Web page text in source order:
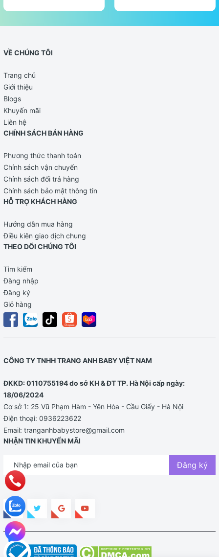
VỀ CHÚNG TÔI
Trang chủ
Giới thiệu
Blogs
Khuyến mãi
Liên hệ
CHÍNH SÁCH BÁN HÀNG
Phương thức thanh toán
Chính sách vận chuyển
Chính sách đổi trả hàng
Chính sách bảo mật thông tin
HỖ TRỢ KHÁCH HÀNG
Hướng dẫn mua hàng
Điều kiên giao dịch chung
THEO DÕI CHÚNG TÔI
Tìm kiếm
Đăng nhập
Đăng ký
Giỏ hàng
CÔNG TY TNHH TRANG ANH BABY VIỆT NAM
ĐKKD: 0110755194 do sở KH & ĐT TP. Hà Nội cấp ngày:
18/06/2024
Cơ sở 1: 25 Vũ Phạm Hàm - Yên Hòa - Cầu Giấy - Hà Nội
Điện thoại: 0936223622
Email: tranganhbabystore@gmail.com
NHẬN TIN KHUYẾN MÃI
Đăng ký